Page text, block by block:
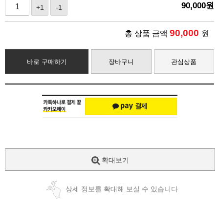
+1 -1 90,000원
총 상품 금액 90,000 원
바로 구매하기 장바구니 관심상품
확대보기
상세 정보를 확대해 보실 수 있습니다